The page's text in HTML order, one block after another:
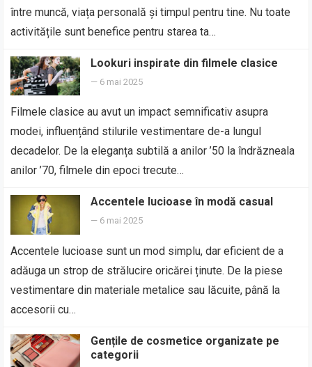
între muncă, viața personală și timpul pentru tine. Nu toate
activitățile sunt benefice pentru starea ta…
Lookuri inspirate din filmele clasice
— 6 mai 2025
Filmele clasice au avut un impact semnificativ asupra
modei, influențând stilurile vestimentare de-a lungul
decadelor. De la eleganța subtilă a anilor ’50 la îndrăzneala
anilor ’70, filmele din epoci trecute…
Accentele lucioase în modă casual
— 6 mai 2025
Accentele lucioase sunt un mod simplu, dar eficient de a
adăuga un strop de strălucire oricărei ținute. De la piese
vestimentare din materiale metalice sau lăcuite, până la
accesorii cu…
Gențile de cosmetice organizate pe
categorii